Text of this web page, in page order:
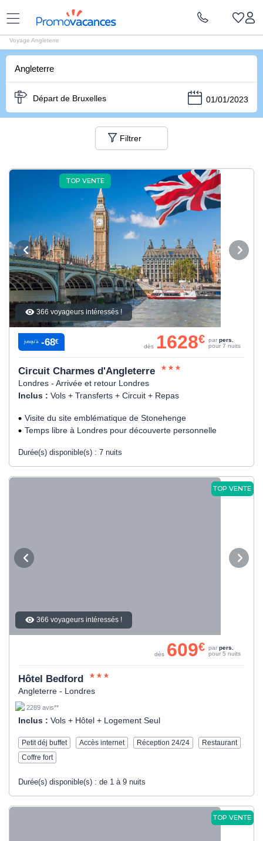
Voyage Angleterre
Angleterre
Départ de Bruxelles 01/01/2023
Filtrer
TOP VENTE
366 voyageurs intéressés !
Circuit Charmes d'Angleterre
Londres - Arrivée et retour Londres
Inclus : Vols + Transferts + Circuit + Repas
Visite du site emblématique de Stonehenge
Temps libre à Londres pour découverte personnelle
Durée(s) disponible(s) : 7 nuits
jusqu’à -68€
dès 1628€ par pers.
pour 7 nuits
TOP VENTE
366 voyageurs intéressés !
Hôtel Bedford
Angleterre - Londres
2289 avis**
Inclus : Vols + Hôtel + Logement Seul
Petit déj buffet Accès internet Réception 24/24
Restaurant
Coffre fort
Durée(s) disponible(s) : de 1 à 9 nuits
dès 609€ par pers.
pour 5 nuits
TOP VENTE